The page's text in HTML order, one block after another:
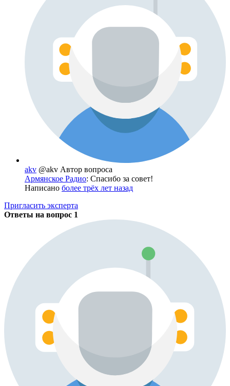
akv @akv Автор вопроса
Армянское Радио: Спасибо за совет!
Написано более трёх лет назад
Пригласить эксперта
Ответы на вопрос 1